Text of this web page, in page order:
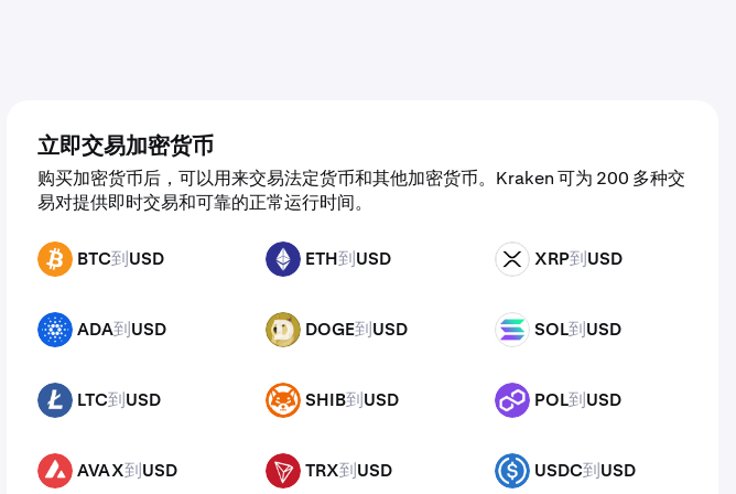
立即交易加密货币
购买加密货币后，可以用来交易法定货币和其他加密货币。Kraken 可为 200 多种交
易对提供即时交易和可靠的正常运行时间。
BTC BTC到USD ETH ETH到USD XRP XRP到USD
ADA ADA到USD DOGE DOGE到USD SOL SOL到USD
LTC LTC到USD SHIB SHIB到USD POL POL到USD
AVAX AVAX到USD TRX TRX到USD USDC USDC到USD